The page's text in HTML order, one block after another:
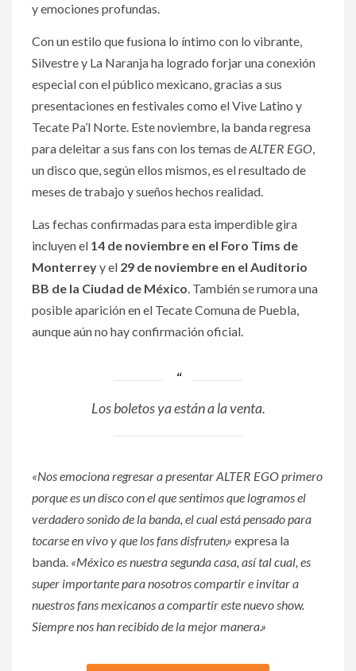
y emociones profundas.
Con un estilo que fusiona lo íntimo con lo vibrante,
Silvestre y La Naranja ha logrado forjar una conexión
especial con el público mexicano, gracias a sus
presentaciones en festivales como el Vive Latino y
Tecate Pa’l Norte. Este noviembre, la banda regresa
para deleitar a sus fans con los temas deALTER EGO,
un disco que, según ellos mismos, es el resultado de
meses de trabajo y sueños hechos realidad.
Las fechas confirmadas para esta imperdible gira
incluyen el 14 de noviembre en el Foro Tims de
Monterreyy el 29 de noviembre en el Auditorio
BB de la Ciudad de México. También se rumora una
posible aparición en el Tecate Comuna de Puebla,
aunque aún no hay confirmación oficial.
Los boletos ya están a la venta.
«Nos emociona regresar a presentar ALTER EGO primero
porque es un disco con el que sentimos que logramos el
verdadero sonido de la banda, el cual está pensado para
tocarse en vivo y que los fans disfruten,» expresa la
banda. «México es nuestra segunda casa, así tal cual, es
super importante para nosotros compartir e invitar a
nuestros fans mexicanos a compartir este nuevo show.
Siempre nos han recibido de la mejor manera.»